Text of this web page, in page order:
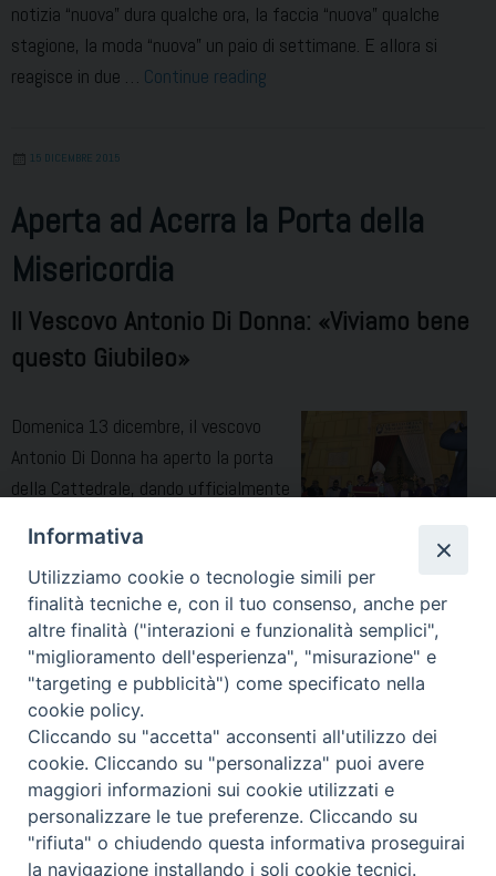
notizia “nuova” dura qualche ora, la faccia “nuova” qualche
stagione, la moda “nuova” un paio di settimane. E allora si
reagisce in due … Continue reading
15 DICEMBRE 2015
Aperta ad Acerra la Porta della
Misericordia
Il Vescovo Antonio Di Donna: «Viviamo bene
questo Giubileo»
Domenica 13 dicembre, il vescovo
Antonio Di Donna ha aperto la porta
della Cattedrale, dando ufficialmente
diocesi. Un’immensa folla di fedeli ha
accompagnato la cerimonia in piazza Duomo, alla presenza
delle autorità civili e militari. Dopo aver cantano la solenne
antifona di apertura, «Aprite le porte della giustizia, entreremo
a rendere grazie al Signore», Di Donna ha spinto il …Continue
readingAperta
ad
Acerra
la
Porta
della
« Pagina precedente Pagina successiva »
Piazza Duomo 7 - 80011 Acerra (NA) - Tel/Fax 081 5209329 -
Informativa
Utilizziamo cookie o tecnologie simili per
finalità tecniche e, con il tuo consenso, anche per
altre finalità ("interazioni e funzionalità semplici",
"miglioramento dell'esperienza", "misurazione" e
"targeting e pubblicità") come specificato nella
cookie policy.
Cliccando su "accetta" acconsenti all'utilizzo dei
cookie. Cliccando su "personalizza" puoi avere
maggiori informazioni sui cookie utilizzati e
personalizzare le tue preferenze. Cliccando su
"rifiuta" o chiudendo questa informativa proseguirai
la navigazione installando i soli cookie tecnici.